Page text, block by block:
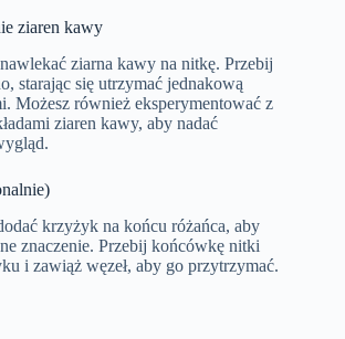
ziaren kawy
ziarna kawy na nitkę. Przebij
starając się utrzymać jednakową
Możesz również eksperymentować z
ziaren kawy, aby nadać
krzyżyk na końcu różańca, aby
znaczenie. Przebij końcówkę nitki
i zawiąż węzeł, aby go przytrzymać.